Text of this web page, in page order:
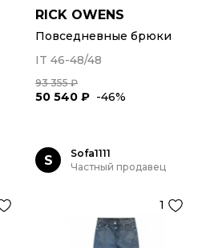
RICK OWENS
Повседневные брюки
IT 46-48/48
93 355 ₽
50 540 ₽ -46%
S
Sofa1111
Частный продавец
1